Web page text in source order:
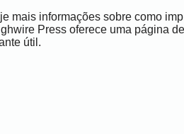
mais informações sobre como
Press oferece uma página
útil.